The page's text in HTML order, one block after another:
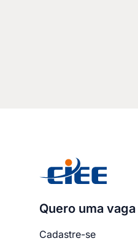
Quero uma vaga
Cadastre-se